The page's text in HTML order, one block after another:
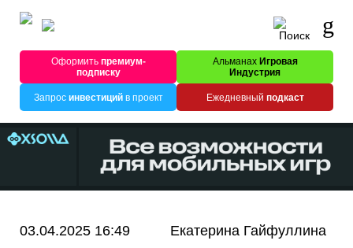
Оформитьпремиум-
подписку
Альманах Игровая
Индустрия
Запрос инвестицийв проект Ежедневный подкаст
03.04.2025 16:49 Екатерина Гайфуллина